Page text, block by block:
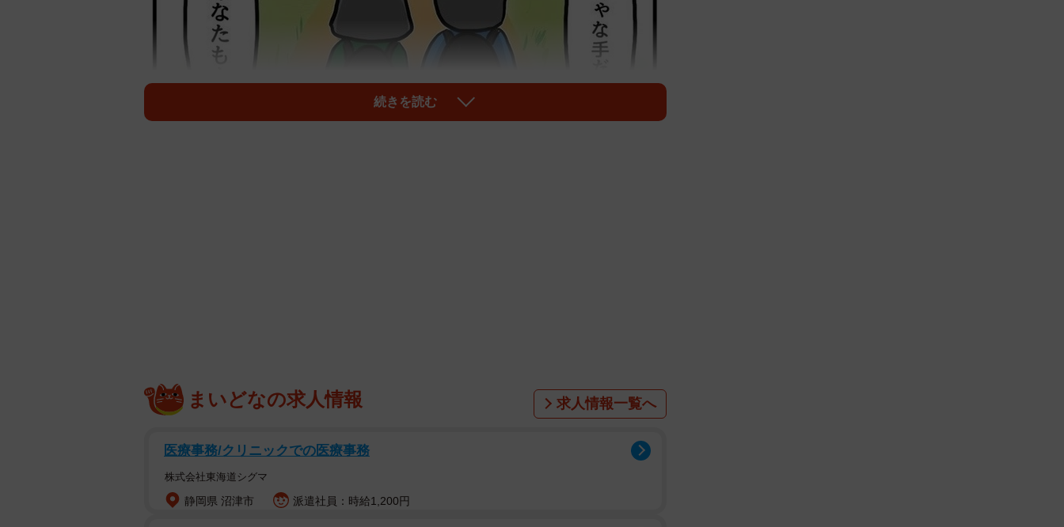
続きを読む
まいどなの求人情報 求人情報一覧へ
医療事務/クリニックでの医療事務
株式会社東海道シグマ
静岡県 沼津市 派遣社員：時給1,200円